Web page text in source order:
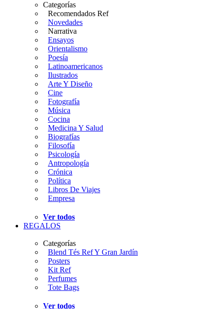
Categorías
Recomendados Ref
Novedades
Narrativa
Ensayos
Orientalismo
Poesía
Latinoamericanos
Ilustrados
Arte Y Diseño
Cine
Fotografía
Música
Cocina
Medicina Y Salud
Biografías
Filosofía
Psicología
Antropología
Crónica
Política
Libros De Viajes
Empresa
Ver todos
REGALOS
Categorías
Blend Tés Ref Y Gran Jardín
Posters
Kit Ref
Perfumes
Tote Bags
Ver todos